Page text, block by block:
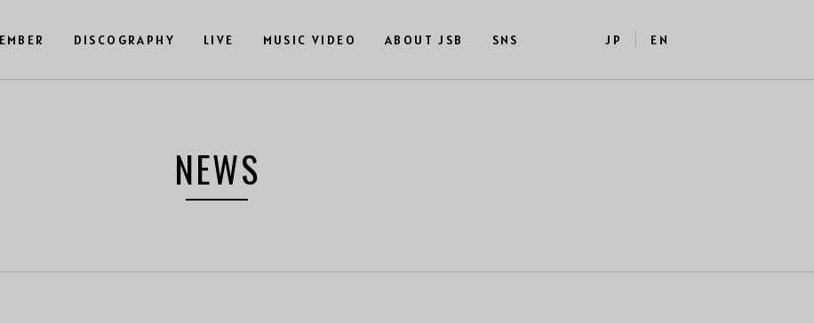
DISCOGRAPHY LIVE MUSIC VIDEO ABOUT JSB SNS JP EN
NEWS